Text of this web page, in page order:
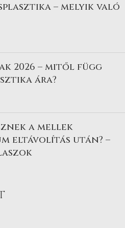
– melyik való
2026 – mitől függ
ára?
a mellek
eltávolítás után? –